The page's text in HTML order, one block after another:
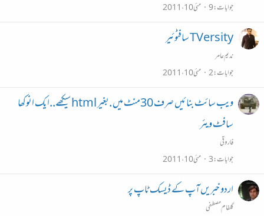
جوابات 9 مئی 10، 2011
TVersity سافٹوئیر
ندیم عامر
جوابات 2 مئی 10، 2011
ویب سائٹ بنائیں صرف 30منٹ میں .بغیر html سیکھے..ایک انوکھا
سافٹ ویئر
فاروقی
جوابات 3 مئی 10، 2011
اردو خبریں آپ کے ڈیسک ٹاپ پر
گلفام مصطفی